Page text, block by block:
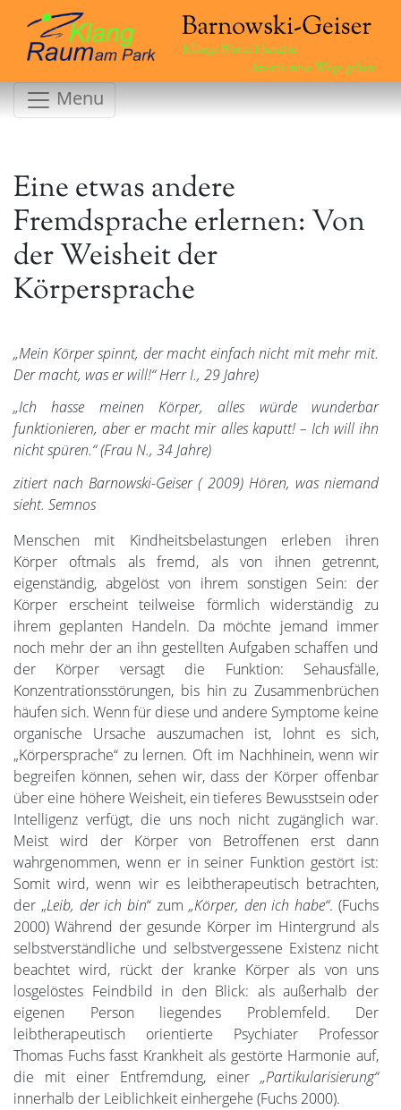
Klänge.Worte.Therapie
...kreativ neue Wege gehen
Menu
Eine etwas andere
Fremdsprache erlernen: Von
der Weisheit der
Körpersprache
„Mein Körper spinnt, der macht einfach nicht mit mehr mit.
Der macht, was er will!“ Herr I., 29 Jahre)
„Ich hasse meinen Körper, alles würde wunderbar
funktionieren, aber er macht mir alles kaputt! – Ich will ihn
nicht spüren.“ (Frau N., 34 Jahre)
zitiert nach Barnowski-Geiser ( 2009) Hören, was niemand
sieht. Semnos
Menschen mit Kindheitsbelastungen erleben ihren
Körper oftmals als fremd, als von ihnen getrennt,
eigenständig, abgelöst von ihrem sonstigen Sein: der
Körper erscheint teilweise förmlich widerständig zu
ihrem geplanten Handeln. Da möchte jemand immer
noch mehr der an ihn gestellten Aufgaben schaffen und
der Körper versagt die Funktion: Sehausfälle,
Konzentrationsstörungen, bis hin zu Zusammenbrüchen
häufen sich. Wenn für diese und andere Symptome keine
organische Ursache auszumachen ist, lohnt es sich,
„Körpersprache“ zu lernen. Oft im Nachhinein, wenn wir
begreifen können, sehen wir, dass der Körper offenbar
über eine höhere Weisheit, ein tieferes Bewusstsein oder
Intelligenz verfügt, die uns noch nicht zugänglich war.
Meist wird der Körper von Betroffenen erst dann
wahrgenommen, wenn er in seiner Funktion gestört ist:
Somit wird, wenn wir es leibtherapeutisch betrachten,
der „Leib, der ich bin“ zum „Körper, den ich habe“. (Fuchs
2000) Während der gesunde Körper im Hintergrund als
selbstverständliche und selbstvergessene Existenz nicht
beachtet wird, rückt der kranke Körper als von uns
losgelöstes Feindbild in den Blick: als außerhalb der
eigenen Person liegendes Problemfeld. Der
leibtherapeutisch orientierte Psychiater Professor
Thomas Fuchs fasst Krankheit als gestörte Harmonie auf,
die mit einer Entfremdung, einer „Partikularisierung“
innerhalb der Leiblichkeit einhergehe (Fuchs 2000).